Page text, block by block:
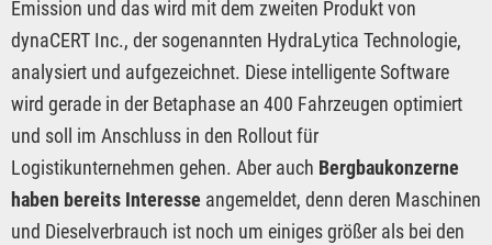
Emission und das wird mit dem zweiten Produkt von
dynaCERT Inc., der sogenannten HydraLytica Technologie,
analysiert und aufgezeichnet. Diese intelligente Software
wird gerade in der Betaphase an 400 Fahrzeugen optimiert
und soll im Anschluss in den Rollout für
Logistikunternehmen gehen. Aber auch Bergbaukonzerne
haben bereits Interesse angemeldet, denn deren Maschinen
und Dieselverbrauch ist noch um einiges größer als bei den